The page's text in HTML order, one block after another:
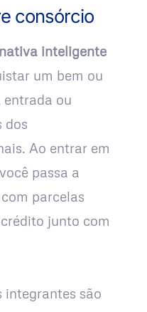
consórcio
inteligente
um bem ou
entrada ou
dos
Ao entrar em
passa a
parcelas
junto com
integrantes são